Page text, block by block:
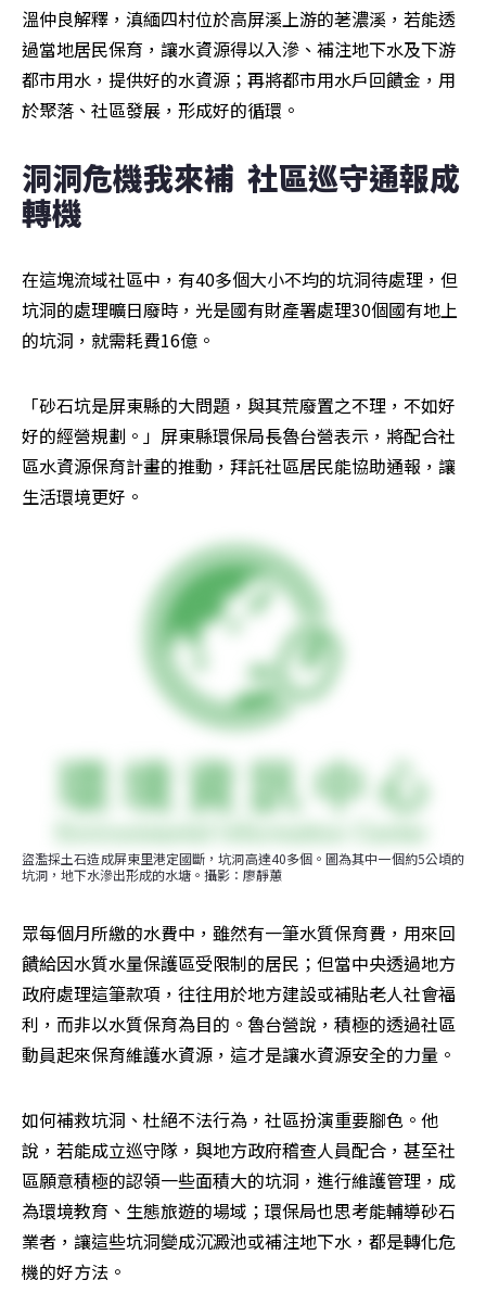
溫仲良解釋，滇緬四村位於高屏溪上游的荖濃溪，若能透
過當地居民保育，讓水資源得以入滲、補注地下水及下游
都市用水，提供好的水資源；再將都市用水戶回饋金，用
於聚落、社區發展，形成好的循環。
洞洞危機我來補  社區巡守通報成
轉機
在這塊流域社區中，有40多個大小不均的坑洞待處理，但
坑洞的處理曠日廢時，光是國有財產署處理30個國有地上
的坑洞，就需耗費16億。
「砂石坑是屏東縣的大問題，與其荒廢置之不理，不如好
好的經營規劃。」屏東縣環保局長魯台營表示，將配合社
區水資源保育計畫的推動，拜託社區居民能協助通報，讓
生活環境更好。
盜濫採土石造成屏東里港定國斷，坑洞高達40多個。圖為其中一個約5公頃的
坑洞，地下水滲出形成的水塘。攝影：廖靜蕙
眾每個月所繳的水費中，雖然有一筆水質保育費，用來回
饋給因水質水量保護區受限制的居民；但當中央透過地方
政府處理這筆款項，往往用於地方建設或補貼老人社會福
利，而非以水質保育為目的。魯台營說，積極的透過社區
動員起來保育維護水資源，這才是讓水資源安全的力量。
如何補救坑洞、杜絕不法行為，社區扮演重要腳色。他
說，若能成立巡守隊，與地方政府稽查人員配合，甚至社
區願意積極的認領一些面積大的坑洞，進行維護管理，成
為環境教育、生態旅遊的場域；環保局也思考能輔導砂石
業者，讓這些坑洞變成沉澱池或補注地下水，都是轉化危
機的好方法。